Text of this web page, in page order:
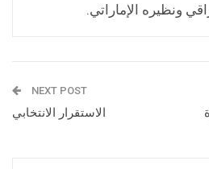
ونظيره الإماراتي.
NEXT POST
الاستقرار الانتخابي